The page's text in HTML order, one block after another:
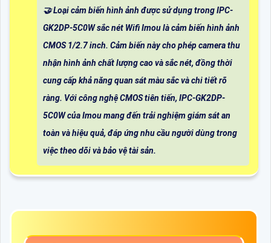
🤝 Loại cảm biến hình ảnh được sử dụng trong IPC-
GK2DP-5C0W sắc nét Wifi Imou là cảm biến hình ảnh
CMOS 1/2.7 inch. Cảm biến này cho phép camera thu
nhận hình ảnh chất lượng cao và sắc nét, đồng thời
cung cấp khả năng quan sát màu sắc và chi tiết rõ
ràng. Với công nghệ CMOS tiên tiến, IPC-GK2DP-
5C0W của Imou mang đến trải nghiệm giám sát an
toàn và hiệu quả, đáp ứng nhu cầu người dùng trong
việc theo dõi và bảo vệ tài sản.